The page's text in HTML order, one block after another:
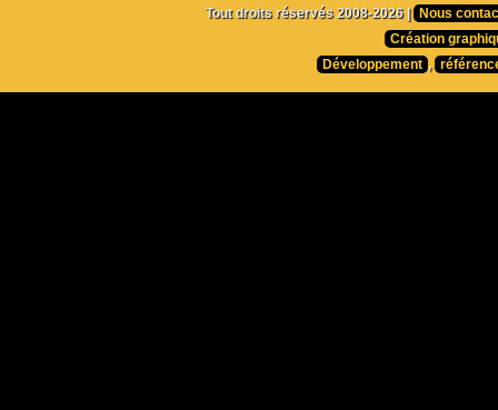
Tout droits réservés 2008-2026 |
Nous
Création
Développement ,